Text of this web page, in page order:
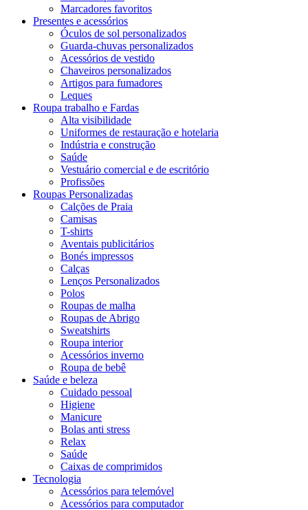
Marcadores favoritos
Presentes e acessórios
Óculos de sol personalizados
Guarda-chuvas personalizados
Acessórios de vestido
Chaveiros personalizados
Artigos para fumadores
Leques
Roupa trabalho e Fardas
Alta visibilidade
Uniformes de restauração e hotelaria
Indústria e construção
Saúde
Vestuário comercial e de escritório
Profissões
Roupas Personalizadas
Calções de Praia
Camisas
T-shirts
Aventais publicitários
Bonés impressos
Calças
Lenços Personalizados
Polos
Roupas de malha
Roupas de Abrigo
Sweatshirts
Roupa interior
Acessórios inverno
Roupa de bebê
Saúde e beleza
Cuidado pessoal
Higiene
Manicure
Bolas anti stress
Relax
Saúde
Caixas de comprimidos
Tecnologia
Acessórios para telemóvel
Acessórios para computador